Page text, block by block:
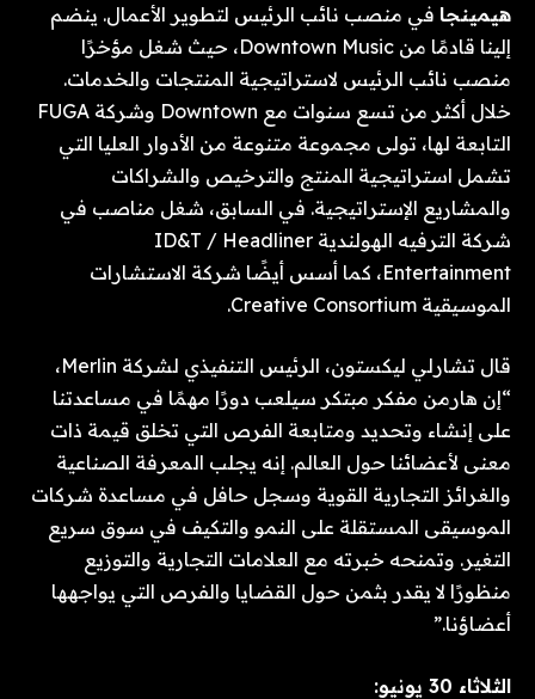
هيمينجا في منصب نائب الرئيس لتطوير الأعمال. ينضم
إلينا قادمًا من Downtown Music، حيث شغل مؤخرًا
منصب نائب الرئيس لاستراتيجية المنتجات والخدمات.
خلال أكثر من تسع سنوات مع Downtown وشركة FUGA
التابعة لها، تولى مجموعة متنوعة من الأدوار العليا التي
تشمل استراتيجية المنتج والترخيص والشراكات
والمشاريع الإستراتيجية. في السابق، شغل مناصب في
شركة الترفيه الهولندية ID&T / Headliner
Entertainment، كما أسس أيضًا شركة الاستشارات
الموسيقية Creative Consortium.
قال تشارلي ليكستون، الرئيس التنفيذي لشركة Merlin،
“إن هارمن مفكر مبتكر سيلعب دورًا مهمًا في مساعدتنا
على إنشاء وتحديد ومتابعة الفرص التي تخلق قيمة ذات
معنى لأعضائنا حول العالم. إنه يجلب المعرفة الصناعية
والغرائز التجارية القوية وسجل حافل في مساعدة شركات
الموسيقى المستقلة على النمو والتكيف في سوق سريع
التغير. وتمنحه خبرته مع العلامات التجارية والتوزيع
منظورًا لا يقدر بثمن حول القضايا والفرص التي يواجهها
أعضاؤنا.”
الثلاثاء 30 يونيو: